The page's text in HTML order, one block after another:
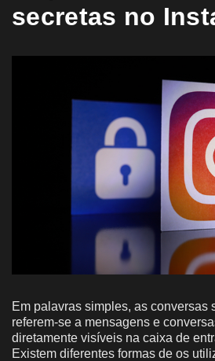
secretas no
Em palavras simples, as conversas
referem-se a mensagens e
diretamente visíveis na caixa de
Existem diferentes formas de os